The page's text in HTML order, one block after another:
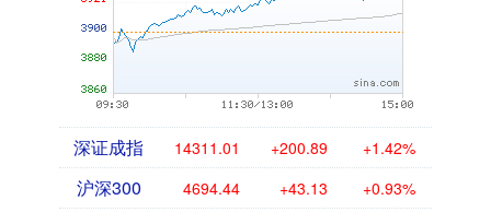
深证成指 14311.01 +200.89 +1.42%
沪深300 4694.44 +43.13 +0.93%